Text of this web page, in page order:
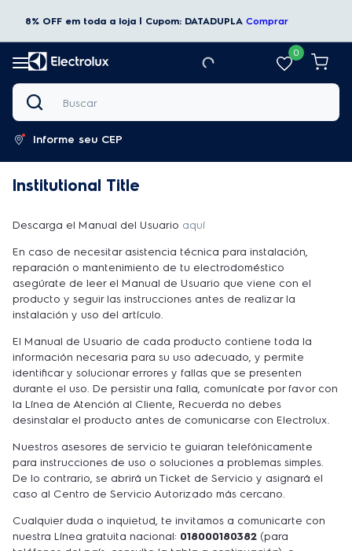
8% OFF em toda a loja | Cupom: DATADUPLA Comprar
0
Buscar
Informe seu CEP
Institutional Title
Descarga el Manual del Usuario aquí
En caso de necesitar asistencia técnica para instalación,
reparación o mantenimiento de tu electrodoméstico
asegúrate de leer el Manual de Usuario que viene con el
producto y seguir las instrucciones antes de realizar la
instalación y uso del artículo.
El Manual de Usuario de cada producto contiene toda la
información necesaria para su uso adecuado, y permite
identificar y solucionar errores y fallas que se presenten
durante el uso. De persistir una falla, comunícate por favor con
la Línea de Atención al Cliente, Recuerda no debes
desinstalar el producto antes de comunicarse con Electrolux.
Nuestros asesores de servicio te guiaran telefónicamente
para instrucciones de uso o soluciones a problemas simples.
De lo contrario, se abrirá un Ticket de Servicio y asignará el
caso al Centro de Servicio Autorizado más cercano.
Cualquier duda o inquietud, te invitamos a comunicarte con
nuestra Línea gratuita nacional: 018000180382 (para